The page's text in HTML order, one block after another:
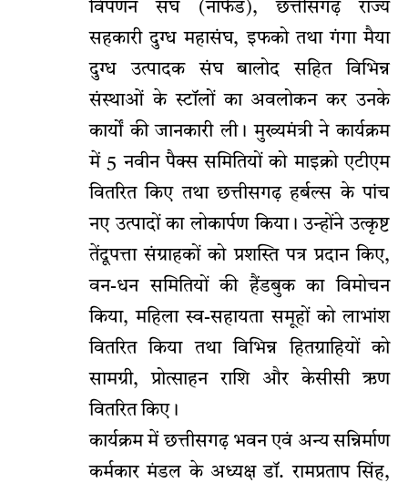
विपणन संघ (नाफेड), छत्तीसगढ़ राज्य
सहकारी दुग्ध महासंघ, इफको तथा गंगा मैया
दुग्ध उत्पादक संघ बालोद सहित विभिन्न
संस्थाओं के स्टॉलों का अवलोकन कर उनके
कार्यों की जानकारी ली। मुख्यमंत्री ने कार्यक्रम
में 5 नवीन पैक्स समितियों को माइक्रो एटीएम
वितरित किए तथा छत्तीसगढ़ हर्बल्स के पांच
नए उत्पादों का लोकार्पण किया। उन्होंने उत्कृष्ट
तेंदूपत्ता संग्राहकों को प्रशस्ति पत्र प्रदान किए,
वन-धन समितियों की हैंडबुक का विमोचन
किया, महिला स्व-सहायता समूहों को लाभांश
वितरित किया तथा विभिन्न हितग्राहियों को
सामग्री, प्रोत्साहन राशि और केसीसी ऋण
वितरित किए।
कार्यक्रम में छत्तीसगढ़ भवन एवं अन्य सन्निर्माण
कर्मकार मंडल के अध्यक्ष डॉ. रामप्रताप सिंह,